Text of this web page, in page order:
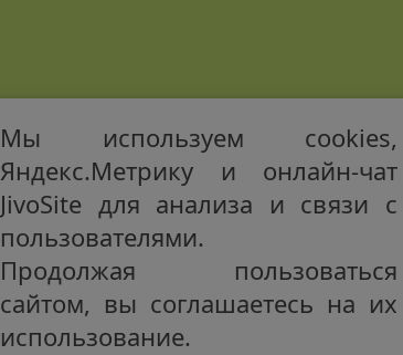
Мы используем cookies,
Яндекс.Метрику и онлайн-чат
JivoSite для анализа и связи с
пользователями.
Продолжая пользоваться
сайтом, вы соглашаетесь на их
использование.